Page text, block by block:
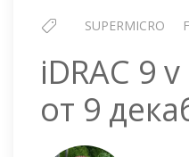
SUPERMICRO
iDRAC 9
от 9